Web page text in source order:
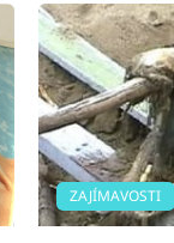
ZAJÍMAVOSTI